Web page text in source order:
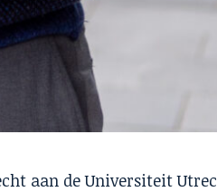
aan de Universiteit